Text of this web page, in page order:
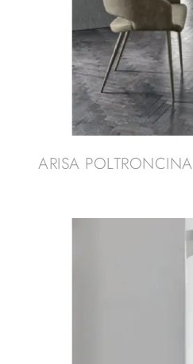
ARISA POLTRONCINA